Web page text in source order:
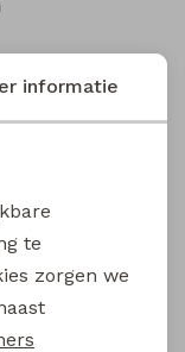
informatie
te
zorgen we